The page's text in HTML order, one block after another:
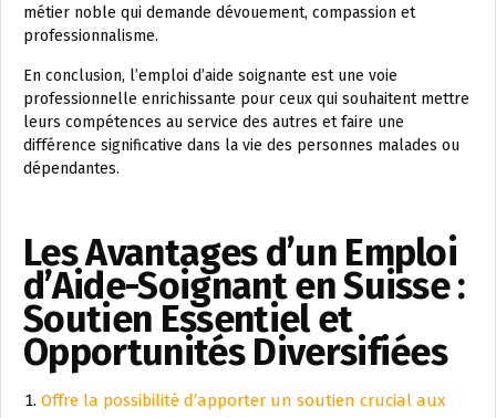
métier noble qui demande dévouement, compassion et
professionnalisme.
En conclusion, l’emploi d’aide soignante est une voie
professionnelle enrichissante pour ceux qui souhaitent mettre
leurs compétences au service des autres et faire une
différence significative dans la vie des personnes malades ou
dépendantes.
Les Avantages d’un Emploi
d’Aide-Soignant en Suisse :
Soutien Essentiel et
Opportunités Diversifiées
Offre la possibilité d’apporter un soutien crucial aux